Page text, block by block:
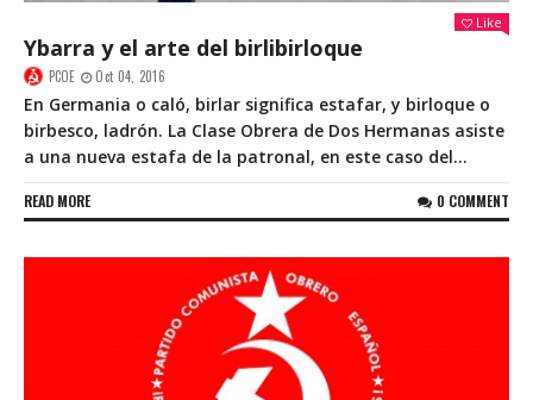
Like
Ybarra y el arte del birlibirloque
PCOE Oct 04, 2016
En Germania o caló, birlar significa estafar, y birloque o
birbesco, ladrón. La Clase Obrera de Dos Hermanas asiste
a una nueva estafa de la patronal, en este caso del...
READ MORE 0 COMMENT